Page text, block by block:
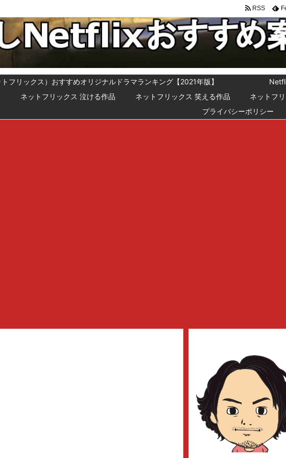
フリックス）おすすめオリジナルドラマランキング【2021年版】
ネットフリックス 泣ける作品 ネットフリックス 笑える作品
ネットフ
プライバシーポリシー
RSS